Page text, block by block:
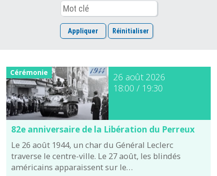
Cérémonie
26 août 2026
18:00 / 19:30
82e anniversaire de la Libération du Perreux
Le 26 août 1944, un char du Général Leclerc
traverse le centre-ville. Le 27 août, les blindés
américains apparaissent sur le…